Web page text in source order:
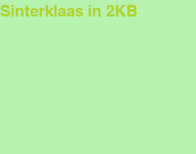
Sinterklaas in 2KB